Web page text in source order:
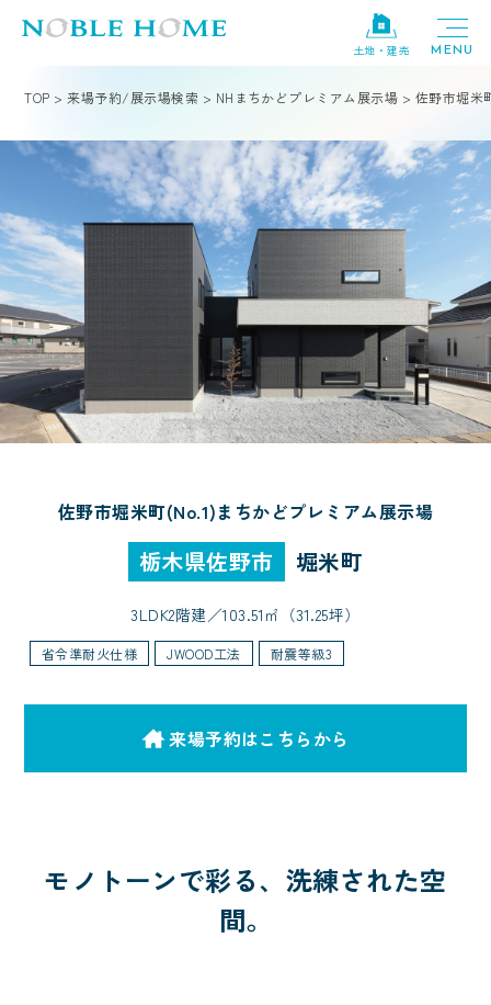
土地・建売
TOP >来場予約/展示場検索 > NHまちかどプレミアム展示場 > 佐野市堀米
佐野市堀米町(No.1)まちかどプレミアム展示場
栃木県佐野市 堀米町
3LDK2階建／103.51㎡（31.25坪）
省令準耐火仕様 JWOOD工法 耐震等級3
来場予約はこちらから
モノトーンで彩る、洗練された空
間。